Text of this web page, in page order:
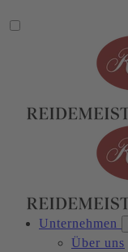
Unternehmen
Über uns